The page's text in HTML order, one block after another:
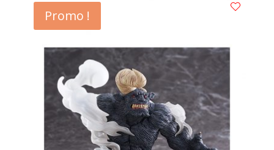
Promo !